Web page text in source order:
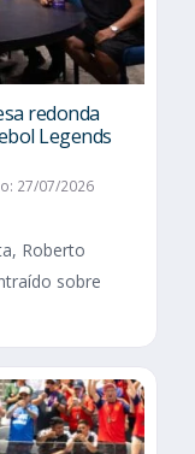
redonda
Legends
27/07/2026
Roberto
sobre